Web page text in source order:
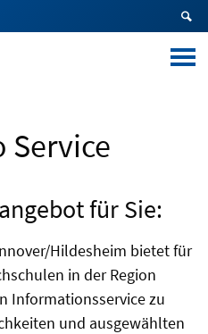
Service
für Sie:
Hildesheim bietet für
in der Region
Informationsservice zu
und ausgewählten